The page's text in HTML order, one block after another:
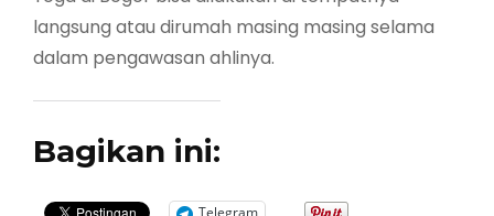
langsung atau dirumah masing masing selama
dalam pengawasan ahlinya.
Bagikan ini:
Telegram